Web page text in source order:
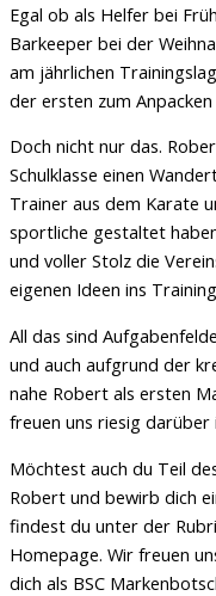
Egal ob als Helfer bei
Barkeeper bei der
am jährlichen
der ersten zum
Doch nicht nur das.
Schulklasse einen
Trainer aus dem Karate
sportliche gestaltet
und voller Stolz die
eigenen Ideen ins
All das sind
und auch aufgrund der
nahe Robert als ersten
freuen uns riesig
Möchtest auch du Teil
Robert und bewirb dich
findest du unter der
Homepage. Wir freuen
dich als BSC